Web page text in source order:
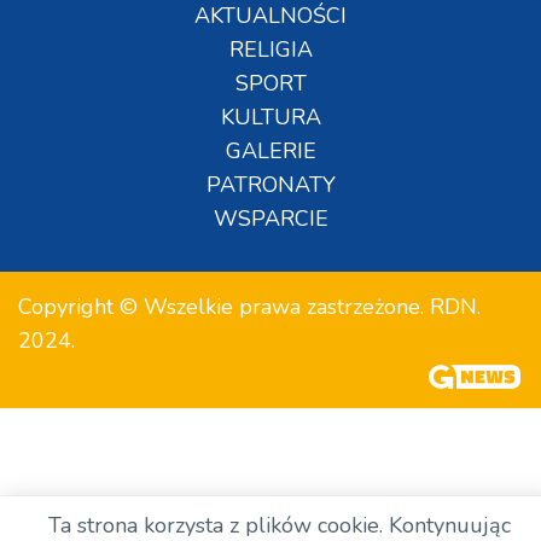
AKTUALNOŚCI
RELIGIA
SPORT
KULTURA
GALERIE
PATRONATY
WSPARCIE
Copyright © Wszelkie prawa zastrzeżone. RDN.
2024.
Ta strona korzysta z plików cookie. Kontynuując